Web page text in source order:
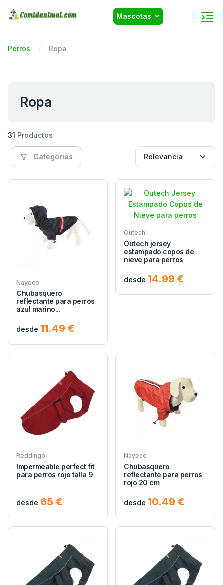
Mascotas
Perros Ropa
Ropa
31 Productos
Categorias
Nayeco
Chubasquero
reflectante para perros
azul marino...
desde 11.49 €
Outech
Outech jersey
estampado copos de
nieve para perros
desde 14.99 €
Reddingo
Impermeable perfect fit
para perros rojo talla 9
desde 65 €
Nayeco
Chubasquero
reflectante para perros
rojo 20 cm
desde 10.49 €